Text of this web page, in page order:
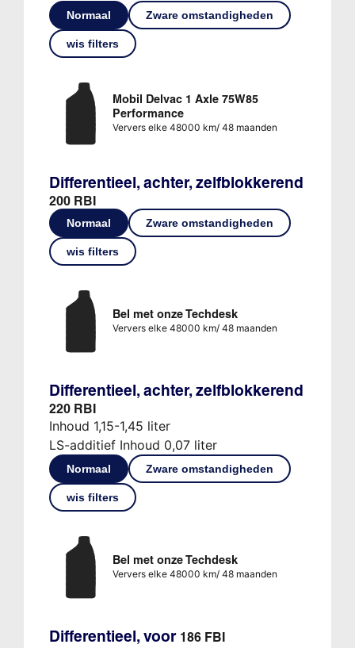
Normaal Zware omstandigheden
wis filters
Mobil Delvac 1 Axle 75W85
Performance
Ververs elke 48000 km/ 48 maanden
Differentieel, achter, zelfblokkerend
200 RBI
Normaal Zware omstandigheden
wis filters
Bel met onze Techdesk
Ververs elke 48000 km/ 48 maanden
Differentieel, achter, zelfblokkerend
220 RBI
Inhoud 1,15-1,45 liter
LS-additief Inhoud 0,07 liter
Normaal Zware omstandigheden
wis filters
Bel met onze Techdesk
Ververs elke 48000 km/ 48 maanden
Differentieel, voor 186 FBI